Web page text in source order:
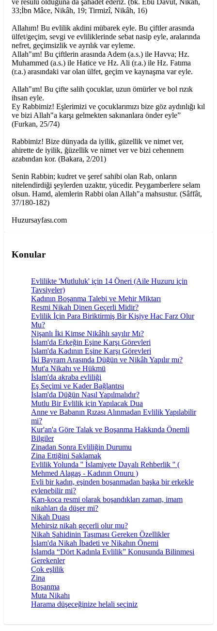
ve resulü olduğuna da şahadet ederiz. (bk. Ebû Davut, Nikâh,
33;İbn Mâce, Nikâh, 19; Tirmizî, Nikâh, 16)
Allahım! Bu evlilik akdini mübarek eyle. Bu çiftler arasında
ülfet/geçim, sevgi ve evliliklerinde sebat nasip eyle, aralarında
nefret, geçimsizlik ve ayrılık var eyleme.
Allah"ım! Bu çiftlerin arasında Adem (a.s.) ile Havva; Hz.
Muhammed (a.s.) ile Hatice ve Hz. Ali (r.a.) ile Hz. Fatıma
(r.a.) arasındaki var olan ülfet, geçim ve kaynaşma var eyle.
Allah"ım! Bu çifte salih çocuklar, uzun ömürler ve bol rızık
ihsan eyle.
Ey Rabbimiz! Eşlerimizi ve çocuklarımızı bize göz aydınlığı kıl
ve bizi Allah"a karşı gelmekten sakınanlara önder eyle”
(Furkan, 25/74)
Rabbimiz! Bize dünyada da iyilik, güzellik ve nimet ver,
ahirette de iyilik, ğüzellik ve nimet ver ve bizi cehennem
azabından kor. (Bakara, 2/201)
Senin Rabbin; kudret ve şeref sahibi olan Rab, onların
nitelendirdiği şeylerden uzaktır, yücedir. Peygamberlere selam
olsun. Hamd, alemlerin Rabbi olan Allah"a mahsustur. (Sâffât,
37/180-182)
Huzursayfası.com
Konular
Evlilikte 'Mutluluk' için 14 Öneri (Aile Huzuru için
Tavsiyeler)
Kadının Boşanma Talebi ve Mehir Miktarı
Resmi Nikah Dinen Geçerli Midir?
Evlilik İçin Para Biriktirmiş Bir Kişiye Hac Farz Olur
Mu?
Nişanlı İki Kimse Nikâhlı sayılır Mı?
İslam'da Erkeğin Eşine Karşı Görevleri
İslam'da Kadının Eşine Karşı Görevleri
İki Bayram Arasında Düğün ve Nikâh Yapılır mı?
Mut'a Nikahı ve Hükmü
İslam'da akraba evliliği
Eş Seçimi ve Kader Bağlantısı
İslam'da Düğün Nasıl Yapılmalıdır?
Mutlu Bir Evlilik için Yapılacak Dua
Anne ve Babanın Rızası Alınmadan Evlilik Yapılabilir
mi?
Kur'an'a Göre Talak ve Boşanma Hakkında Önemli
Bilgiler
Zinadan Sonra Evliliğin Durumu
Zina Ettiğini Saklamak
Evlilik Yolunda '' İslamiyete Dayalı Rehberlik '' (
Mehmed Alagaş - Kadının Onuru )
Evli bir kadın, eşinden boşanmadan başka bir erkekle
evlenebilir mi?
Karı-koca resmi olarak boşandıkları zaman, imam
nikahları da düşer mi?
Nikah Duası
Mehirsiz nikah geçerli olur mu?
Nikah Şahidinin Taşıması Gereken Özellikler
İslam'da Nikah İbadeti ve Nikahın Önemi
İslamda “Dört Kadınla Evlilik” Konusunda Bilinmesi
Gerekenler
Çok eşlilik
Zina
Boşanma
Muta Nikahı
Harama düşeceğinize helali seçiniz